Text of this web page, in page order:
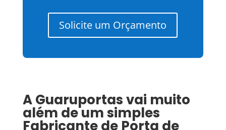
Solicite um Orçamento
A Guaruportas vai muito
além de um simples
Fabricante de Porta de